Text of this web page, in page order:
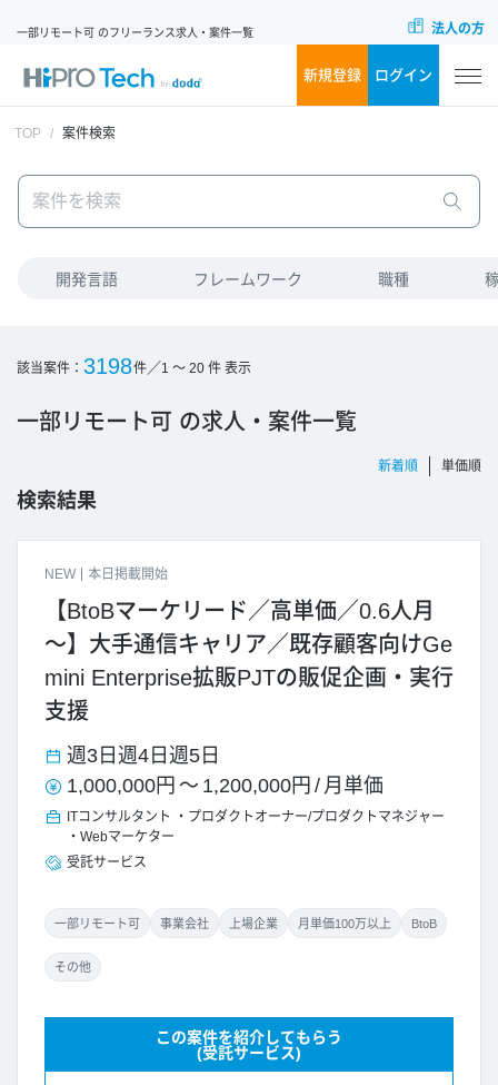
一部リモート可 のフリーランス求人・案件一覧 法人の方
新規登録 ログイン
TOP 案件検索
開発言語 フレームワーク 職種
該当案件： 3198件／1 ～ 20 件 表示
一部リモート可 の求人・案件一覧
新着順 単価順
検索結果
NEW 本日掲載開始
【BtoBマーケリード／高単価／0.6人月
～】大手通信キャリア／既存顧客向けGe
mini Enterprise拡販PJTの販促企画・実行
支援
週3日 週4日 週5日
1,000,000円 ～ 1,200,000円 / 月単価
ITコンサルタント
プロダクトオーナー/プロダクトマネジャー
Webマーケター
受託サービス
一部リモート可 事業会社 上場企業 月単価100万以上 BtoB
その他
この案件を紹介してもらう
(受託サービス)